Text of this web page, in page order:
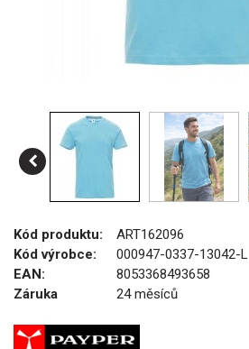
Kód produktu:
ART162096
Kód výrobce:
000947-0337-13042-L
EAN:
8053368493658
Záruka
24 měsíců